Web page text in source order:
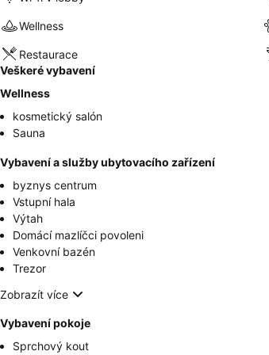
Wellness
Restaurace
Veškeré vybavení
Wellness
kosmetický salón
Sauna
Vybavení a služby ubytovacího zařízení
byznys centrum
Vstupní hala
Výtah
Domácí mazlíčci povoleni
Venkovní bazén
Trezor
Zobrazít více
Vybavení pokoje
Sprchový kout